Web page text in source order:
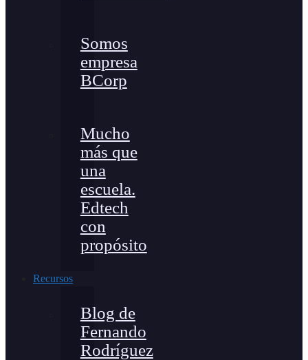
Somos
empresa
BCorp
Mucho
más que
una
escuela.
Edtech
con
propósito
Recursos
Blog de
Fernando
Rodríguez